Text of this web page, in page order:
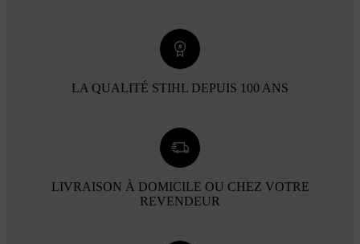
LA QUALITÉ STIHL DEPUIS 100 ANS
LIVRAISON À DOMICILE OU CHEZ VOTRE
REVENDEUR